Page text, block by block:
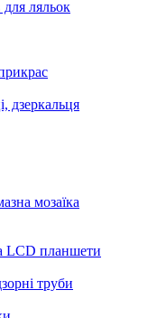
для ляльок
дзеркальця
мозаїка
LCD планшети
труби